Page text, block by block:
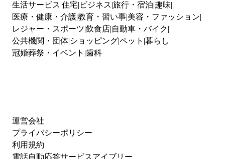
生活サービス 住宅 ビジネス 旅行・宿泊 趣味
医療・健康・介護教育・習い事 美容・ファッション
レジャー・スポーツ 飲食店 自動車・バイク
公共機関・団体 ショッピングペット 暮らし
冠婚葬祭・イベント 歯科
運営会社
プライバシーポリシー
利用規約
電話自動応答サービスアイブリー